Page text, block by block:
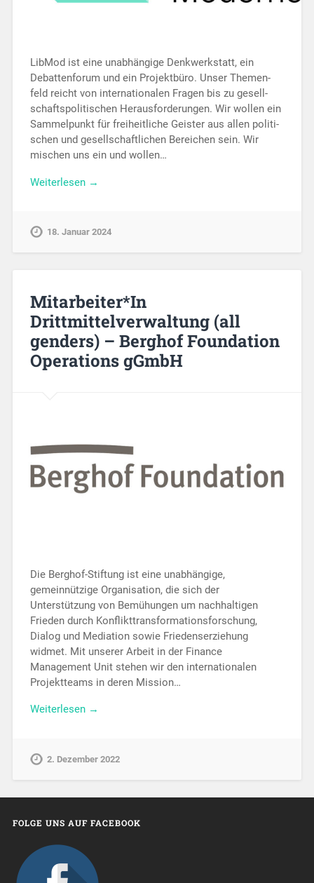
LibMod ist eine unab­hän­gige Denk­werk­statt, ein
Debat­ten­fo­rum und ein Pro­jekt­büro. Unser The­men­
feld reicht von inter­na­tio­na­len Fragen bis zu gesell­
schafts­po­li­ti­schen Her­aus­for­de­run­gen. Wir wollen ein
Sam­mel­punkt für frei­heit­li­che Geister aus allen poli­ti­
schen und gesell­schaft­li­chen Berei­chen sein. Wir
mischen uns ein und wollen…
Weiterlesen →
18. Januar 2024
Mitarbeiter*In
Drittmittelverwaltung (all
genders) – Berghof Foundation
Operations gGmbH
Die Berghof-Stiftung ist eine unabhängige,
gemeinnützige Organisation, die sich der
Unterstützung von Bemühungen um nachhaltigen
Frieden durch Konflikttransformationsforschung,
Dialog und Mediation sowie Friedenserziehung
widmet. Mit unserer Arbeit in der Finance
Management Unit stehen wir den internationalen
Projektteams in deren Mission…
Weiterlesen →
2. Dezember 2022
FOLGE UNS AUF FACEBOOK